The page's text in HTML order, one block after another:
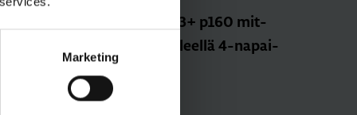
Marketing
Kom­pak­ti­kat­kai­si­ja h3+ p160 mit­
taust. Ener­gy-suo­ja­re­leel­lä 4-na­pai­
Tuotekoodi: HES101NC